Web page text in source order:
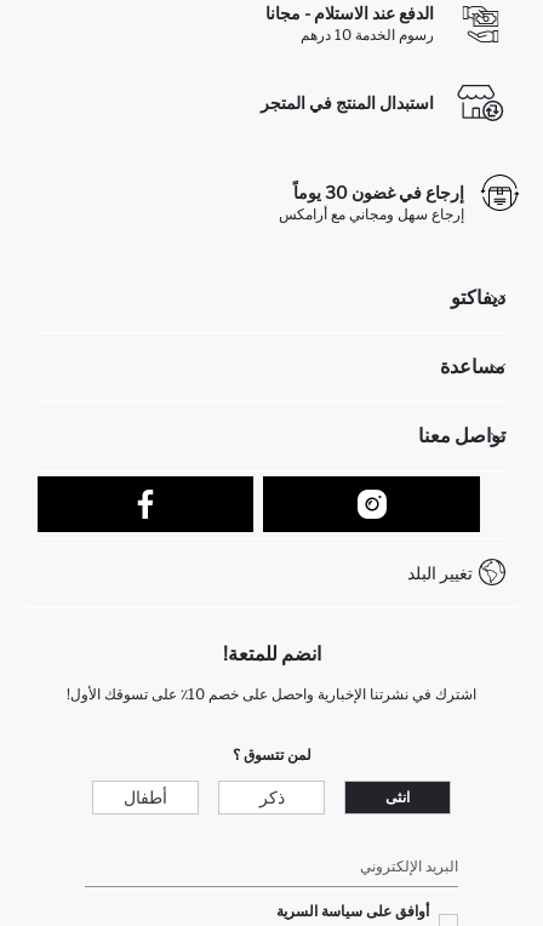
الدفع عند الاستلام - مجانا
رسوم الخدمة 10 درهم
استبدال المنتج في المتجر
إرجاع في غضون 30 يوماً
إرجاع سهل ومجاني مع أرامكس
ديفاكتو
تعرف علينا
مساعدة
عمليات الارجاع و الاستبدال السهلة
تتبع الشحنة
كيف يمكنك التسوق في ديفاكتو ؟
كيف تدفع في ديفاكتو؟
تواصل معنا
نموذج الاتصال
+212 525 076 633 خدمة العملاءتغيير البلد
انضم للمتعة!
اشترك في نشرتنا الإخبارية واحصل على خصم 10٪ على تسوقك الأول!
لمن تتسوق ؟
انثى ذكر أطفال
البريد الإلكتروني
أوافق على سياسة السرية